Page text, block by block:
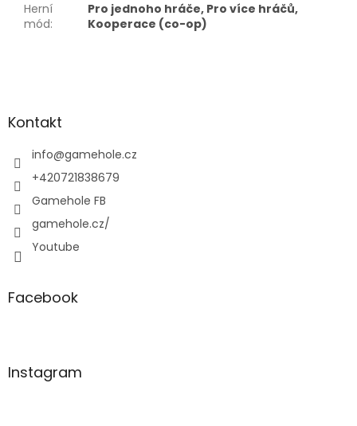
Herní
mód:
Pro jednoho hráče, Pro více hráčů,
Kooperace (co-op)
aKontakt
info@gamehole.cz
+420721838679
Gamehole FB
gamehole.cz/
Youtube
Facebook
Instagram